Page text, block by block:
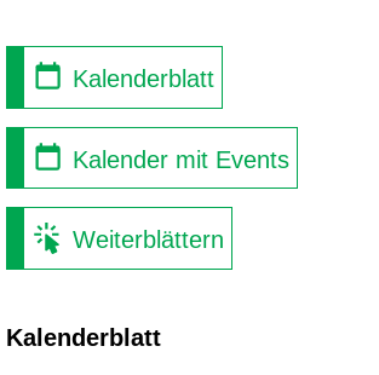
Kalenderblatt
Kalender mit Events
Weiterblättern
Kalenderblatt